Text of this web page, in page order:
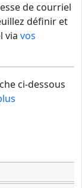
de courriel
définir et
via vos
ci-dessous